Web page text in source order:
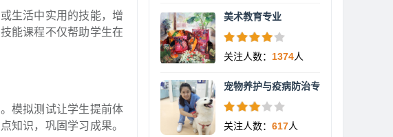
生活中实用的技能，增
能课程不仅帮助学生在
模拟测试让学生提前体
知识，巩固学习成果。
美术教育专业
关注人数： 1374人
宠物养护与疫病防治专
关注人数： 617人